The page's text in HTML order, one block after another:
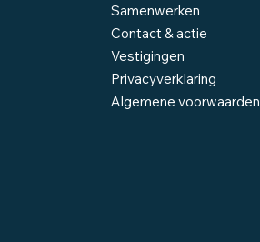
Samenwerken
Contact & actie
Vestigingen
Privacyverklaring
Algemene voorwaarden